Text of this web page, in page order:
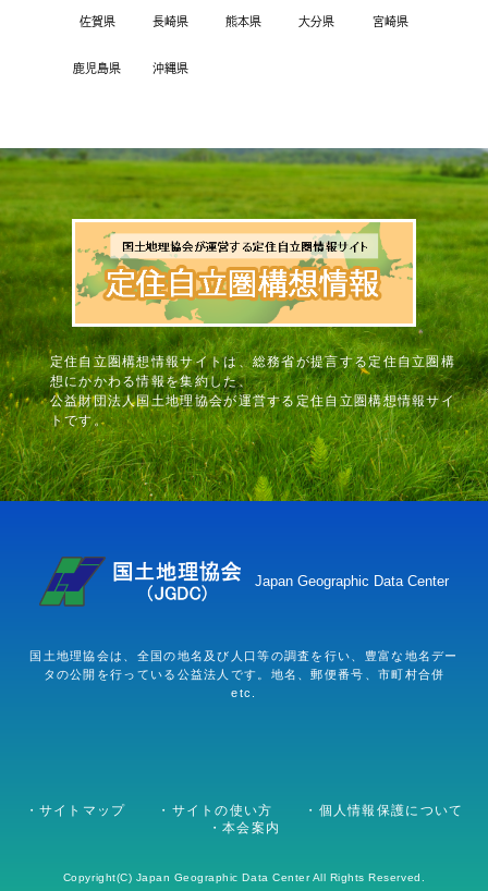
佐賀県 長崎県 熊本県 大分県 宮崎県
鹿児島県 沖縄県
定住自立圏構想情報サイトは、総務省が提言する定住自立圏構
想にかかわる情報を集約した、
公益財団法人国土地理協会が運営する定住自立圏構想情報サイ
トです。
Japan Geographic Data Center
国土地理協会は、全国の地名及び人口等の調査を行い、豊富な地名デー
タの公開を行っている公益法人です。地名、郵便番号、市町村合併
etc.
サイトマップ サイトの使い方
個人情報保護について
本会案内
Copyright(C) Japan Geographic Data Center All Rights Reserved.